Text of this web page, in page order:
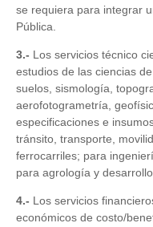
se requiera para integrar
Pública.
3.- Los servicios técnico
estudios de las ciencias
suelos, sismología,
aerofotogrametría,
especificaciones e
tránsito, transporte,
ferrocarriles; para
para agrología y
4.- Los servicios
económicos de costo/